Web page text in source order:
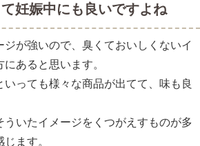
妊娠中にも良いですよね
が強いので、臭くておいしくないイ
あると思います。
いっても様々な商品が出てて、味も良
ういたイメージをくつがえすものが多
ます。